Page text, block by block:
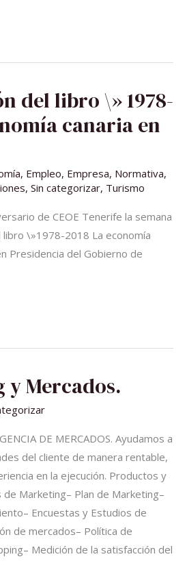
del libro \» 1978-
canaria en
, Empleo, Empresa, Normativa,
, Sin categorizar, Turismo
de CEOE Tenerife la semana
\»1978-2018 La economía
Presidencia del Gobierno de
y Mercados.
DE MERCADOS. Ayudamos a
del cliente de manera rentable,
en la ejecución. Productos y
Marketing– Plan de Marketing–
Encuestas y Estudios de
de mercados– Política de
Medición de la satisfacción del